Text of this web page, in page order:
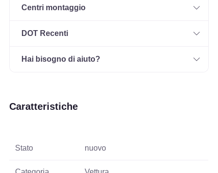
Centri montaggio
DOT Recenti
Hai bisogno di aiuto?
Caratteristiche
Stato nuovo